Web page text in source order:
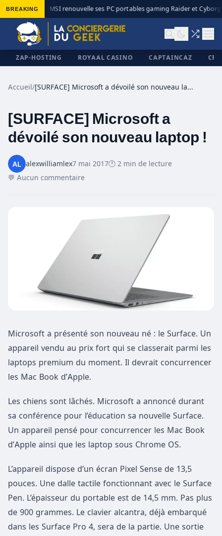
BREAKING MSI renouvelle ses PC portables gaming Raider et Cyborg
ZAP-HOSTING ROYAAL CASINO CAPTAINCAZ
✕
Accueil/ [SURFACE] Microsoft a dévoilé son nouveau laptop !
[SURFACE] Microsoft a
dévoilé son nouveau laptop !
alexwilliamlex7 mai 2017🕐 2 min de lecture
💬 Aucun commentaire
Microsoft a présenté son nouveau né : le Surface. Un
appareil vendu au prix fort qui se classerait parmi les
laptops premium du moment. Il devrait concurrencer
les Mac Book d’Apple.
Les chiens sont lâchés. Microsoft a annoncé durant
sa conférence pour l’éducation sa nouvelle Surface.
Un appareil pensé pour concurrencer les Mac Book
d’Apple ainsi que les laptop sous Chrome OS.
L’appareil dispose d’un écran Pixel Sense de 13,5
pouces. Une dalle tactile fonctionnant avec le Surface
Pen. L’épaisseur du portable est de 14,5 mm. Pas plus
de 900 grammes. Le clavier alcantra, déjà embarqué
dans les Surface Pro 4, sera de la partie. Une sortie